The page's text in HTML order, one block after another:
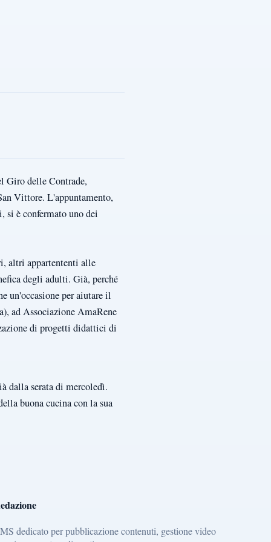
Giro delle Contrade,
Vittore. L'appuntamento,
si è confermato uno dei
altri appartententi alle
degli adulti. Già, perché
un'occasione per aiutare il
ad Associazione AmaRene
di progetti didattici di
dalla serata di mercoledì.
buona cucina con la sua
dedicato per pubblicazione contenuti, gestione video